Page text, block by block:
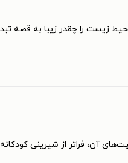
زیست را چقدر زیبا به قصه
آن، فراتر از شیرینی کودکانه،